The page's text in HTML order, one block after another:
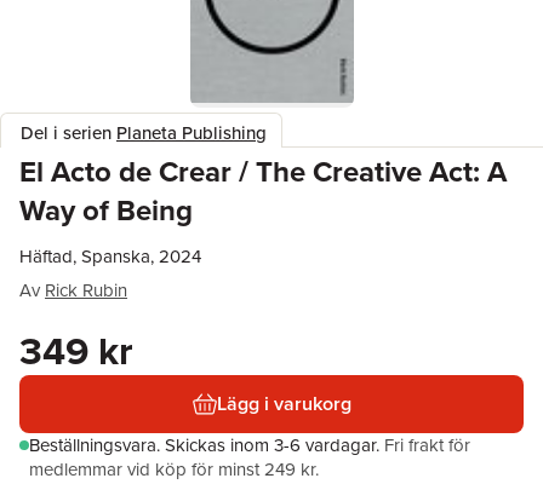
Del i serien Planeta Publishing
El Acto de Crear / The Creative Act: A
Way of Being
Häftad, Spanska, 2024
Av Rick Rubin
349 kr
Lägg i varukorg
Beställningsvara.Skickas inom 3-6 vardagar. Fri frakt för
medlemmar vid köp för minst 249 kr.